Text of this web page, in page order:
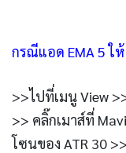
กรณีแอด EMA 5 ใ
>>ไปที่เมนู View
>> คลิ๊กเมาส์ที่
โซนของ ATR 30